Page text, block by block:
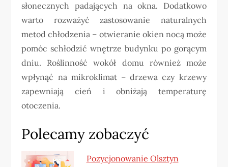
słonecznych padających na okna. Dodatkowo
warto rozważyć zastosowanie naturalnych
metod chłodzenia – otwieranie okien nocą może
pomóc schłodzić wnętrze budynku po gorącym
dniu. Roślinność wokół domu również może
wpłynąć na mikroklimat – drzewa czy krzewy
zapewniają cień i obniżają temperaturę
otoczenia.
Polecamy zobaczyć
Pozycjonowanie Olsztyn